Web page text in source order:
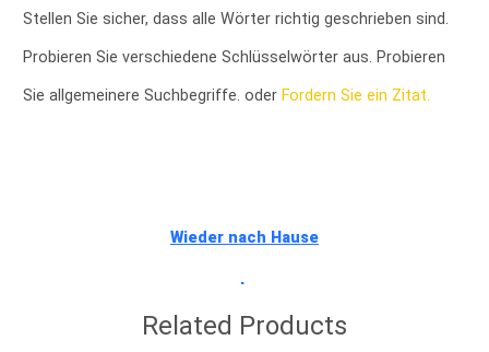
QUALITÄTSKONTROLLE
TRETEN
Stellen Sie sicher, dass alle Wörter richtig geschrieben sind.
Probieren Sie verschiedene Schlüsselwörter aus. Probieren
Sie allgemeinere Suchbegriffe. oder Fordern Sie ein Zitat.
Wieder nach Hause
gehen
Related Products